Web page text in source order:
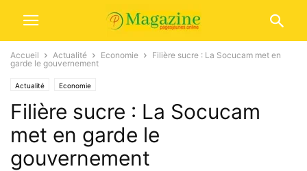
Accueil Actualité Economie
Filière sucre : La Socucam met en
garde le gouvernement
Actualité Economie
Filière sucre : La Socucam
met en garde le
gouvernement